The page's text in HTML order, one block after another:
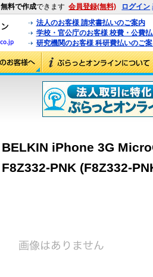
無料で作成できます 会員登録(無料) ログイン
法人のお客様 請求書払いのご案内
学校・官公庁のお客様 校費・公費
研究機関のお客様 科研費払いのご
BELKIN iPhone 3G
F8Z332-PNK (F8Z332-